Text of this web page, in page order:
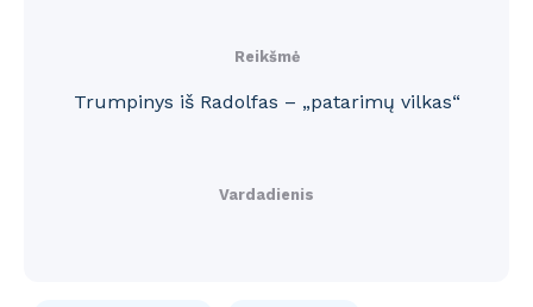
Reikšmė
Trumpinys iš Radolfas – „patarimų vilkas“
Vardadienis